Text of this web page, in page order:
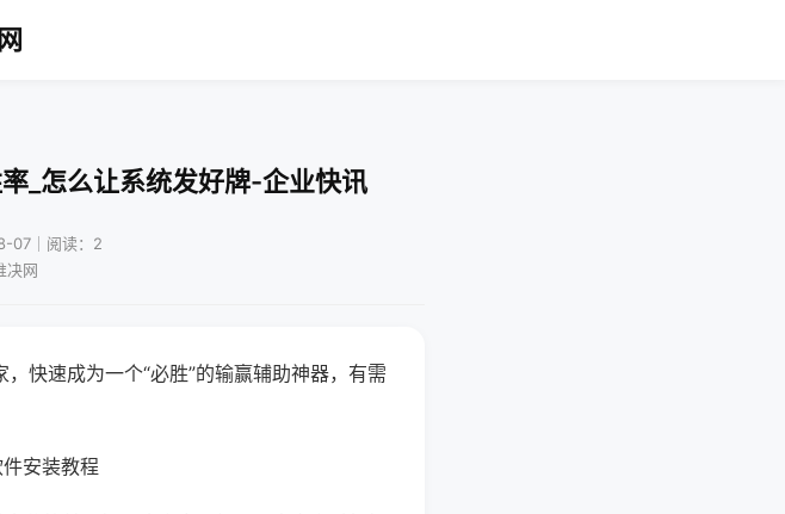
_怎么让系统发好牌-企业快讯
07｜阅读：2
决网
快速成为一个“必胜”的输赢辅助神器，有需
安装教程